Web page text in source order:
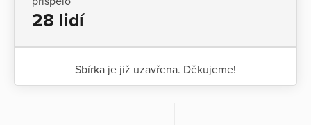
28 lidí
Sbírka je již uzavřena. Děkujeme!